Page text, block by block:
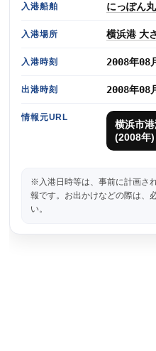
入港船舶 にっぽん丸
入港場所 横浜港 大
入港時刻 2008年08
出港時刻 2008年08
情報元URL
横浜市
(2008年)
※入港日時等は、事前に計画さ
報です。お出かけなどの際は、
い。